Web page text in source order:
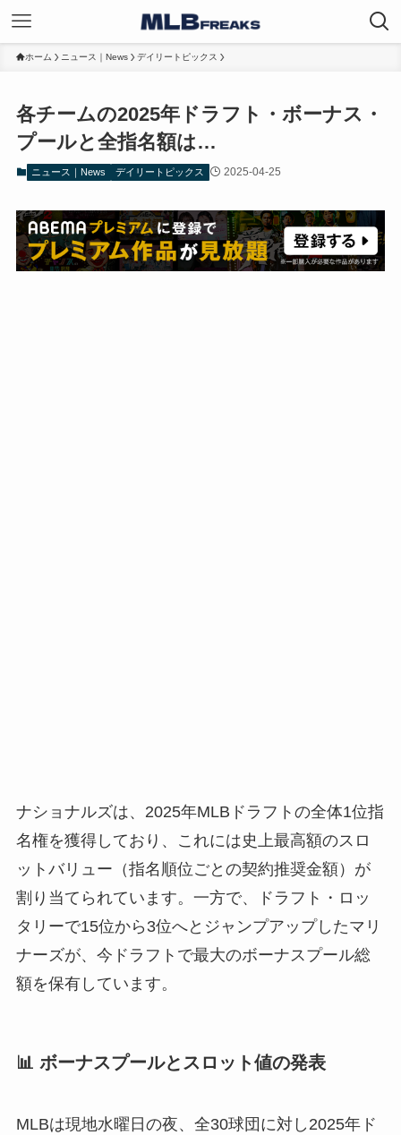
ホーム ニュース｜News デイリートピックス
各チームの2025年ドラフト・ボーナス・
プールと全指名額は…
ニュース｜News デイリートピックス 2025-04-25
ナショナルズは、2025年MLBドラフトの全体1位指
名権を獲得しており、これには史上最高額のスロ
ットバリュー（指名順位ごとの契約推奨金額）が
割り当てられています。一方で、ドラフト・ロッ
タリーで15位から3位へとジャンプアップしたマリ
ナーズが、今ドラフトで最大のボーナスプール総
額を保有しています。
📊 ボーナスプールとスロット値の発表
MLBは現地水曜日の夜、全30球団に対し2025年ド